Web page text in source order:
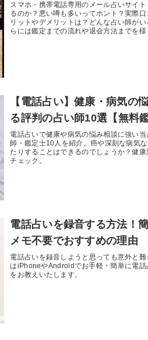
スマホ・携帯電話専用のメール占いサイ
るのか？悪い噂も多いってホント？実際口
リットやデメリットは？どんな占い師が
らには鑑定までの流れや退会方法までを
【電話占い】健康・病気の
る評判の占い師10選【無料鑑
電話占いで健康や病気の悩み相談に強い
師・鑑定士10人を紹介。癌や深刻な病気
たりすることはできるのでしょうか？健
チェック。
電話占いを録音する方法！
メモ不要でおすすめの理由
電話占いを録音しようと思っても意外と難
はiPhoneやAndroidでお手軽・簡単に電話
をお教えいたします。